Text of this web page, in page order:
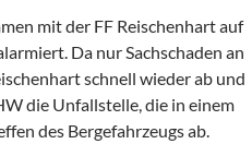
mit der FF Reischenhart auf
Da nur Sachschaden an
schnell wieder ab und
die Unfallstelle, die in einem
des Bergefahrzeugs ab.